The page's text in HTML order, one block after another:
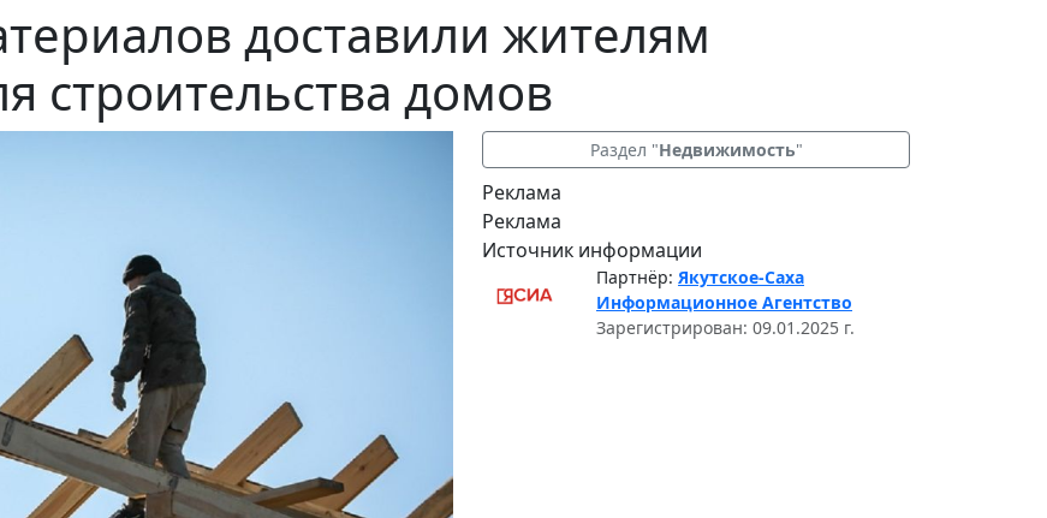
доставили жителям
строительства домов
Раздел "Недвижимость"
Реклама
Реклама
Источник информации
Партнёр: Якутское-Саха
Информационное Агентство
Зарегистрирован: 09.01.2025 г.